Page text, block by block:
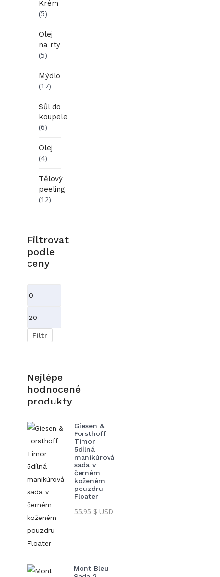
Krém
(5)
Olej
na rty
(5)
Mýdlo
(17)
Sůl do
koupele
(6)
Olej
(4)
Tělový
peeling
(12)
Filtrovat
podle
ceny
Minimální
Maximální
cena
Filtr
Nejlépe
hodnocené
produkty
Giesen &
Forsthoff
Timor
5dílná
manikúrová
sada v
černém
koženém
pouzdru
Floater
55.95 $ USD
Mont Bleu